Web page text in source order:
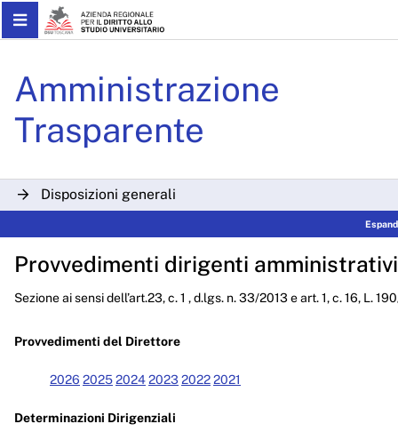
Skip to Main Content
Amministrazione
Trasparente
Disposizioni generali
Consulenti e collaboratori
Personale
Bandi di concorso
Performance
Enti controllati
Provvedimenti dirigenti amministrativi
Sezione ai sensi dell’art.23, c. 1 , d.lgs. n. 33/2013 e art. 1, c. 16, L.
Provvedimenti del Direttore
2026 202520242023 20222021
Determinazioni Dirigenziali